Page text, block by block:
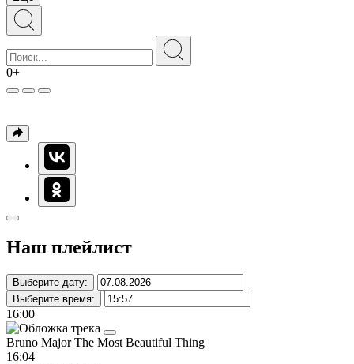
0+
Наш плейлист
Выберите дату:
Выберите время:
16:00
Bruno MajorThe Most Beautiful Thing
16:04